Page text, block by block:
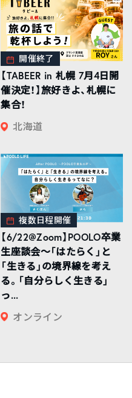
開催終了
【TABEER in 札幌 7月4日開
催決定！】旅好きよ、札幌に
集合！
北海道
複数日程開催
【6/22@Zoom】POOLO卒業
生座談会〜「はたらく」と
「生きる」の境界線を考え
る。「自分らしく生きる」
っ...
オンライン